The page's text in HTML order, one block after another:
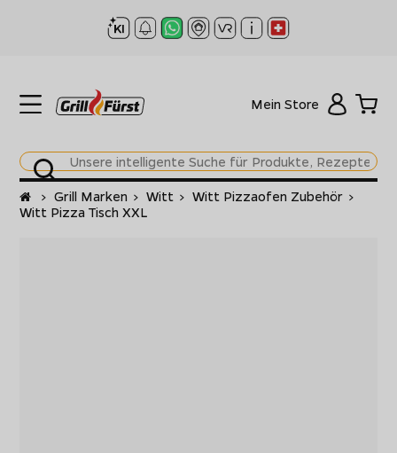
Mein Store
Startseite
> Grill Marken > Witt > Witt Pizzaofen Zubehör >
Witt Pizza Tisch XXL